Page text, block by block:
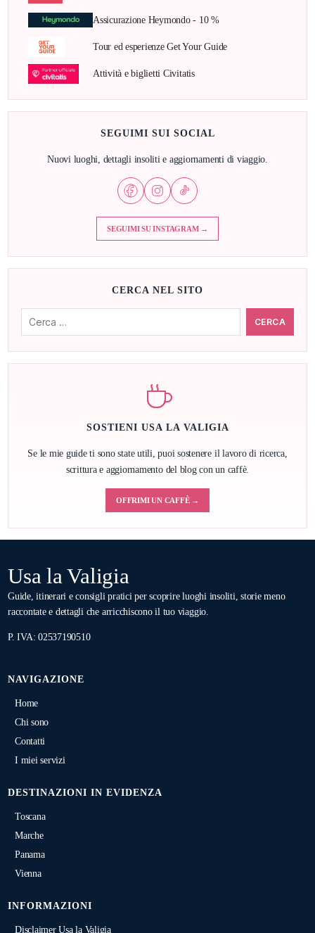
Assicurazione Heymondo - 10 %
Tour ed esperienze Get Your Guide
Attività e biglietti Civitatis
SEGUIMI SUI SOCIAL
Nuovi luoghi, dettagli insoliti e aggiornamenti di viaggio.
SEGUIMI SU INSTAGRAM →
CERCA NEL SITO
SOSTIENI USA LA VALIGIA
Se le mie guide ti sono state utili, puoi sostenere il lavoro di ricerca,
scrittura e aggiornamento del blog con un caffè.
OFFRIMI UN CAFFÈ →
Usa la Valigia
Guide, itinerari e consigli pratici per scoprire luoghi insoliti, storie meno
raccontate e dettagli che arricchiscono il tuo viaggio.
P. IVA: 02537190510
NAVIGAZIONE
Home
Chi sono
Contatti
I miei servizi
DESTINAZIONI IN EVIDENZA
Toscana
Marche
Panama
Vienna
INFORMAZIONI
Disclaimer Usa la Valigia